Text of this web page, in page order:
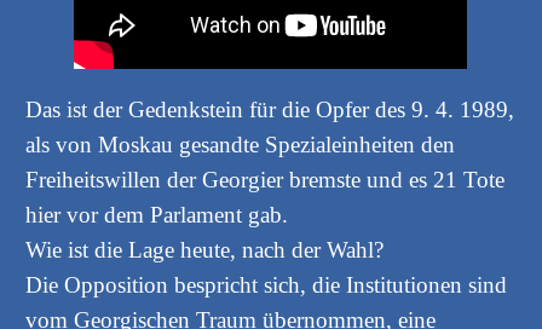
Das ist der Gedenkstein für die Opfer des 9. 4. 1989,
als von Moskau gesandte Spezialeinheiten den
Freiheitswillen der Georgier bremste und es 21 Tote
hier vor dem Parlament gab.
Wie ist die Lage heute, nach der Wahl?
Die Opposition bespricht sich, die Institutionen sind
vom Georgischen Traum übernommen, eine